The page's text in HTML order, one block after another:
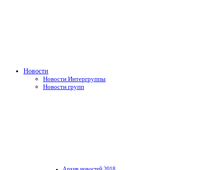
Новости
Новости Интергруппы
Новости групп